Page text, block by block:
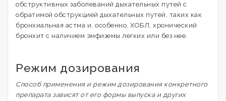
обструктивных заболеваний дыхательных путей с
обратимой обструкцией дыхательных путей, таких как
бронхиальная астма и, особенно, ХОБЛ, хронический
бронхит с наличием эмфиземы легких или без нее.
Режим дозирования
Способ применения и режим дозирования конкретного
препарата зависят от его формы выпуска и других